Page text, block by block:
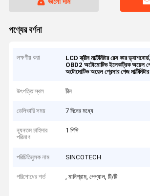
পণ্যের বর্ণনা
লক্ষণীয় করা LCD স্ক্রীন মাল্টিমিটার রেস কার ড্যাশবোর্ড,
OBD2 অটোমোটিভ ইলেকট্রিক অয়েল
অটোমোটিভ অয়েল প্রেসার গেজ মাল্টিমিটার
উৎপত্তি স্থল চীন
ডেলিভারি সময় 7 দিনের মধ্যে
ন্যূনতম চাহিদার
পরিমাণ
1 পিসি
পরিচিতিমুলক নাম SINCOTECH
পরিশোধের শর্ত , মানিগ্রাম, পেপ্যাল, টি/টি